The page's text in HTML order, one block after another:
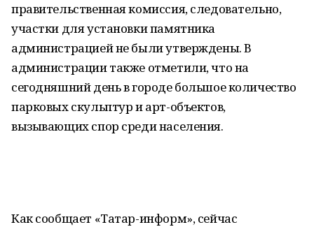
правительственная комиссия, следовательно,
участки для установки памятника
администрацией не были утверждены. В
администрации также отметили, что на
сегодняшний день в городе большое количество
парковых скульптур и арт-объектов,
вызывающих спор среди населения.
Как сообщает «Татар-информ», сейчас